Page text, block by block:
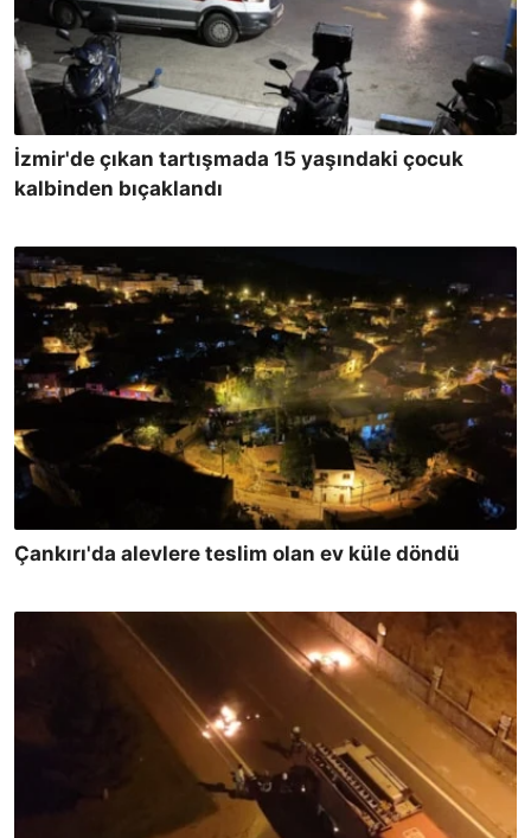
İzmir'de çıkan tartışmada 15 yaşındaki çocuk
kalbinden bıçaklandı
Çankırı'da alevlere teslim olan ev küle döndü